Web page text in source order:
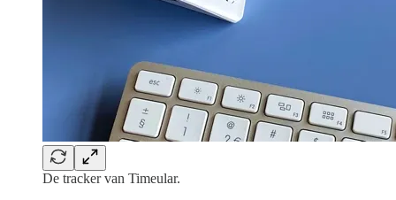
De tracker van Timeular.